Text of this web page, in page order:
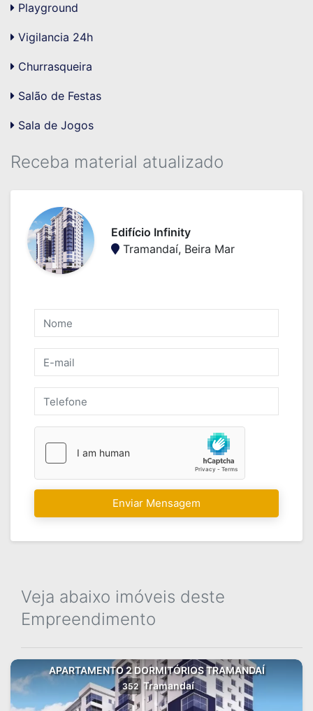
Receba material atualizado
Edifício Infinity
Tramandaí, Beira Mar
Enviar Mensagem
Playground
Vigilancia 24h
Churrasqueira
Salão de Festas
Sala de Jogos
Veja abaixo imóveis deste
Empreendimento
APARTAMENTO 2 DORMITÓRIOS TRAMANDAÍ
352 Tramandaí